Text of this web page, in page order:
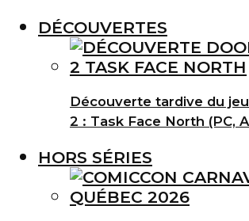
DÉCOUVERTES
Découverte tardive du
2 : Task Face North (PC,
HORS SÉRIES